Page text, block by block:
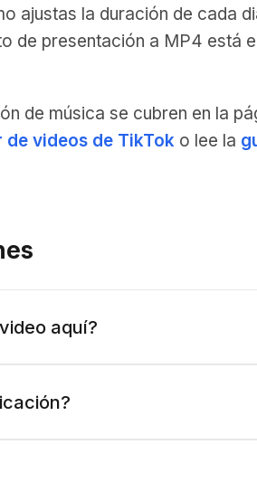
ajustas la duración de cada
de presentación a MP4 está
de música se cubren en la
de videos de TikTok o lee la
aquí?